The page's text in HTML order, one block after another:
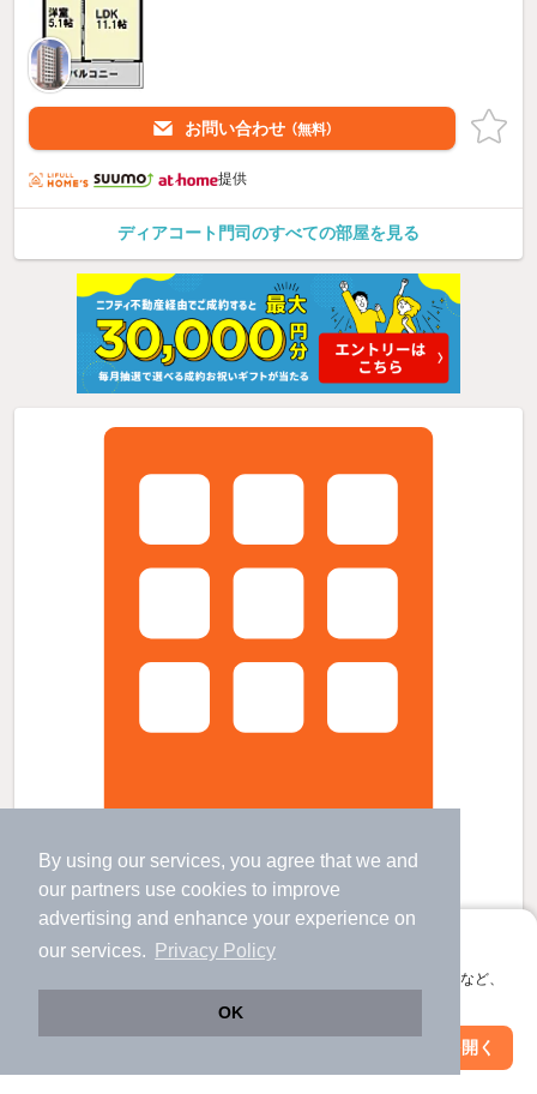
By using our services, you agree that we and
our partners use cookies to improve
advertising and enhance your experience on
our services.
Privacy Policy
OK
アプリに切り替えて、サクサクお部屋探し
会員登録なしですぐ使える。マップ検索やお気に入り保存など、
アプリを開く
お問い合わせ （無料）
提供
ディアコート門司のすべての部屋を見る
ヴィラウィステリア門司 D棟の賃貸物件
すべての写真
門司駅 歩 19
小森江駅 歩34
福岡県北九州市門司区松原2丁目
2階建 / 10年7ヶ月 / 軽量鉄骨
駐車場あり 駐輪場あり
絞り込み条件を変更